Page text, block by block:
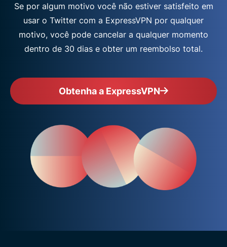
Se por algum motivo você não estiver satisfeito em
usar o Twitter com a ExpressVPN por qualquer
motivo, você pode cancelar a qualquer momento
dentro de 30 dias e obter um reembolso total.
Obtenha a ExpressVPN